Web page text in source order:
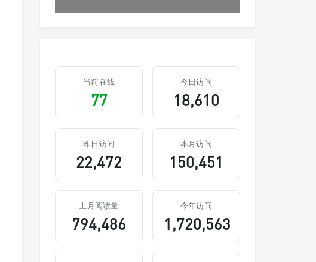
当前在线
77
今日访问
18,610
昨日访问
22,472
本月访问
150,451
上月阅读量
794,486
今年访问
1,720,563